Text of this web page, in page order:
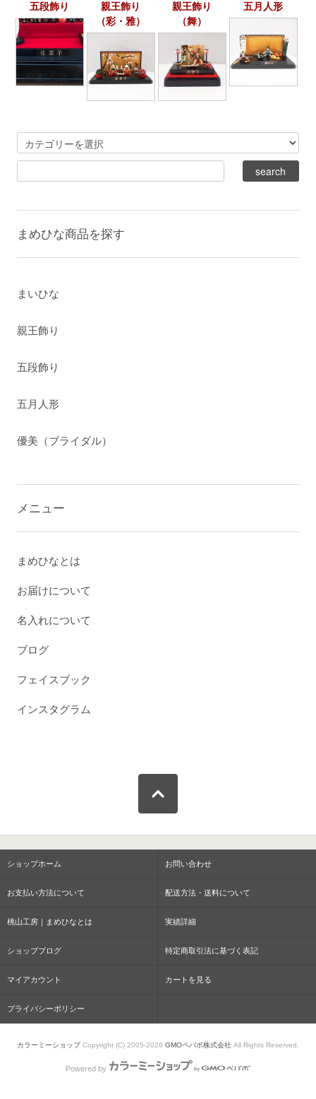
五段飾り
親王飾り
（彩・雅）
親王飾り
（舞）
五月人形
まめひな商品を探す
まいひな
親王飾り
五段飾り
五月人形
優美（ブライダル）
メニュー
まめひなとは
お届けについて
名入れについて
ブログ
フェイスブック
インスタグラム
ショップホーム お問い合わせ
お支払い方法について 配送方法・送料について
桃山工房｜まめひなとは 実績詳細
ショップブログ 特定商取引法に基づく表記
マイアカウント カートを見る
プライバシーポリシー
カラーミーショップCopyright (C) 2005-2026 GMOペパボ株式会社 All Rights Reserved.
Powered by